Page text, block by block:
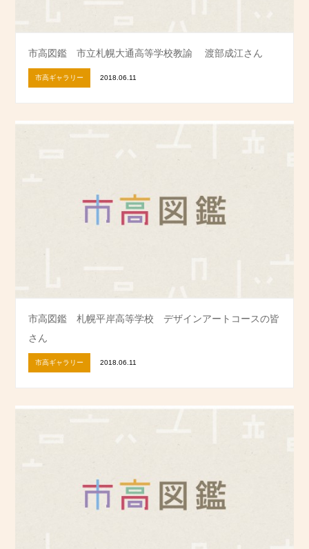
市高図鑑 市立札幌大通高等学校教諭 渡部成江さん
市高ギャラリー 2018.06.11
市高図鑑 札幌平岸高等学校 デザインアートコースの皆
さん
市高ギャラリー 2018.06.11